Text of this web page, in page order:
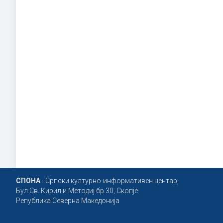
СПОНА- Српски културно-информативен центар,
Бул Св. Кирил и Методиј бр.30, Скопје
Република Северна Македонија